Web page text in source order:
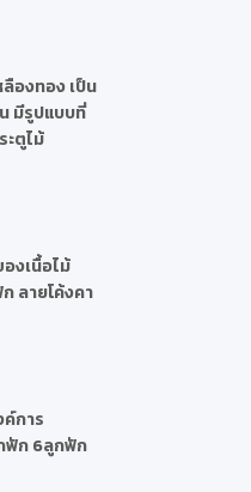
องทอง เป็น
มีรูปแบบที่
ตูไม้
งเนื้อไม้
ลายโค้งคา
การ
ฟัก 6ลูกฟัก